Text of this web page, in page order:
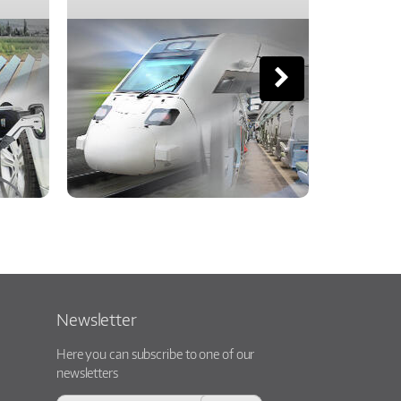
Newsletter
Here you can subscribe to one of our
newsletters